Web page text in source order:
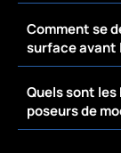
Comment se
surface avant
Quels sont
poseurs de